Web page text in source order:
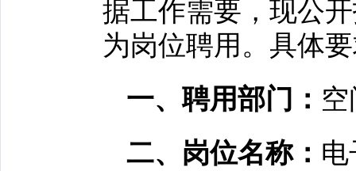
据工作需要，现公
为岗位聘用。具体
一、聘用部门：
二、岗位名称：